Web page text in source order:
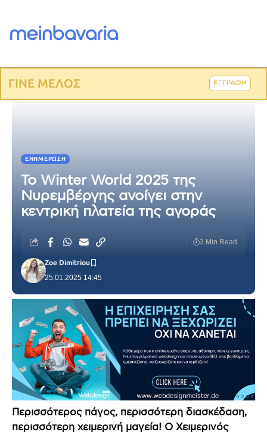
ΓΙΝΕ ΜΕΛΟΣ ΕΓΓΡΑΦΗ
ΕΝΗΜΈΡΩΣΗ
Το Winter World 2025 της
Νυρεμβέργης ανοίγει στην
κεντρική πλατεία της αγοράς
25.01.2025 14:45
Zoe Dimitriou
3 Min Read
Περισσότερος πάγος, περισσότερη διασκέδαση,
περισσότερη χειμερινή μαγεία! Ο Χειμερινός